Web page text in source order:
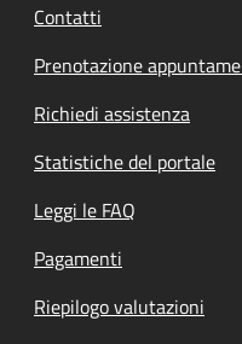
Contatti
Prenotazione
Richiedi assistenza
Statistiche del portale
Leggi le FAQ
Pagamenti
Riepilogo valutazioni